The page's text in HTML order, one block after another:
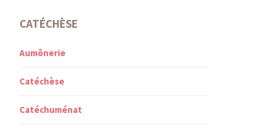
CATÉCHÈSE
Aumônerie
Catéchèse
Catéchuménat